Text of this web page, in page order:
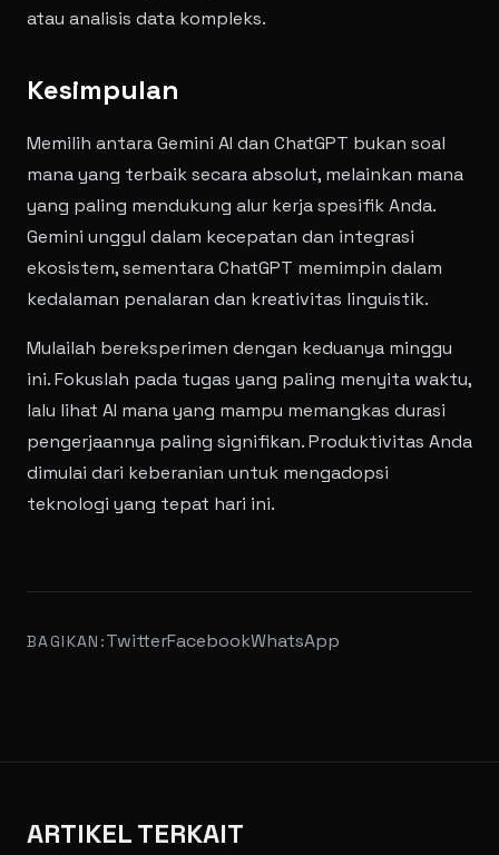
atau analisis data kompleks.
Kesimpulan
Memilih antara Gemini AI dan ChatGPT bukan soal
mana yang terbaik secara absolut, melainkan mana
yang paling mendukung alur kerja spesifik Anda.
Gemini unggul dalam kecepatan dan integrasi
ekosistem, sementara ChatGPT memimpin dalam
kedalaman penalaran dan kreativitas linguistik.
Mulailah bereksperimen dengan keduanya minggu
ini. Fokuslah pada tugas yang paling menyita waktu,
lalu lihat AI mana yang mampu memangkas durasi
pengerjaannya paling signifikan. Produktivitas Anda
dimulai dari keberanian untuk mengadopsi
teknologi yang tepat hari ini.
BAGIKAN:TwitterFacebookWhatsApp
ARTIKEL TERKAIT